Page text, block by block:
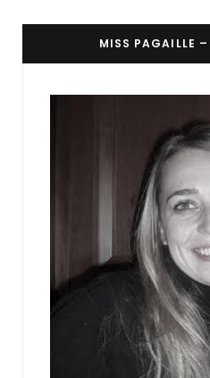
MISS PAGAILLE